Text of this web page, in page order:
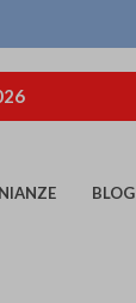
BLOG